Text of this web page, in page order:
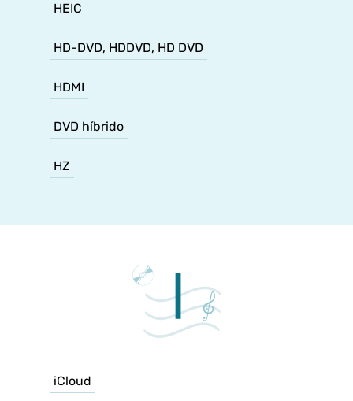
HEIC
HD-DVD, HDDVD, HD DVD
HDMI
DVD híbrido
HZ
iCloud